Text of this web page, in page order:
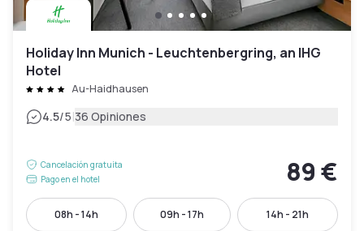
Holiday Inn Munich - Leuchtenbergring, an IHG
Hotel
Au-Haidhausen
4.5/5|36 Opiniones
Cancelación gratuita
Pago en el hotel
89 €
08h - 14h 09h - 17h 14h - 21h